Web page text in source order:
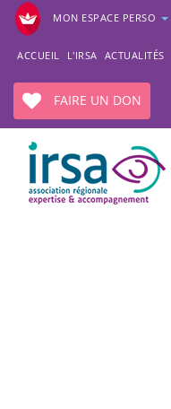
MON ESPACE PERSO
ACCUEIL L'IRSA ACTUALITÉS
FAIRE UN DON